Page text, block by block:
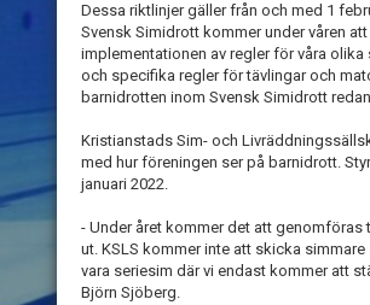
Dessa riktlinjer gäller från och med 1
Svensk Simidrott kommer under våren
implementationen av regler för våra
och specifika regler för tävlingar och
barnidrotten inom Svensk Simidrott
Kristianstads Sim- och
med hur föreningen ser på barnidrott.
januari 2022.
- Under året kommer det att
ut. KSLS kommer inte att skicka
vara seriesim där vi endast kommer att
Björn Sjöberg.